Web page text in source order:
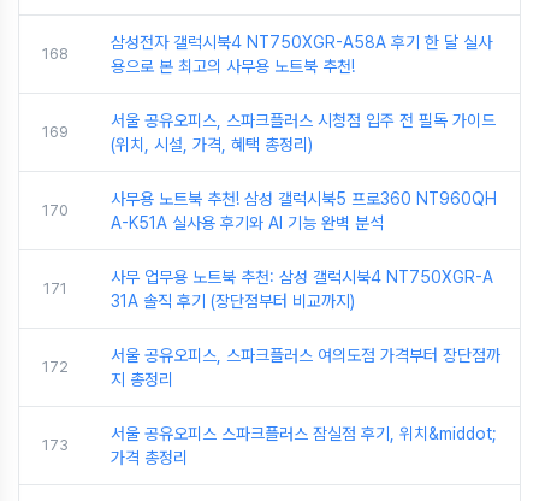
168
삼성전자 갤럭시북4 NT750XGR-A58A 후기 한 달 실사
용으로 본 최고의 사무용 노트북 추천!
169
서울 공유오피스, 스파크플러스 시청점 입주 전 필독 가이드
(위치, 시설, 가격, 혜택 총정리)
170
사무용 노트북 추천! 삼성 갤럭시북5 프로360 NT960QH
A-K51A 실사용 후기와 AI 기능 완벽 분석
171
사무 업무용 노트북 추천: 삼성 갤럭시북4 NT750XGR-A
31A 솔직 후기 (장단점부터 비교까지)
172
서울 공유오피스, 스파크플러스 여의도점 가격부터 장단점까
지 총정리
173
서울 공유오피스 스파크플러스 잠실점 후기, 위치&middot;
가격 총정리